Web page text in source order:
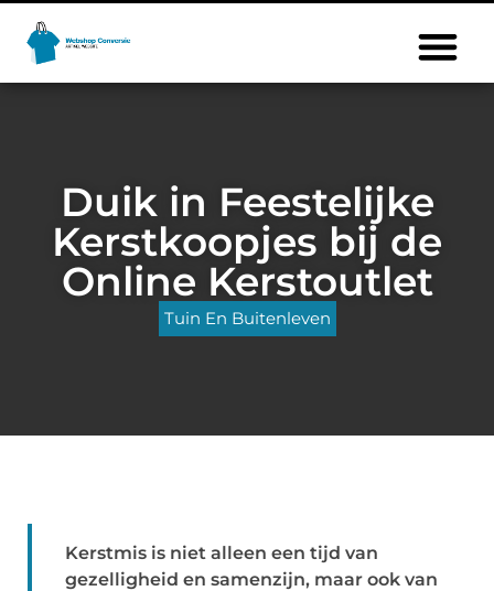
Duik in Feestelijke
Kerstkoopjes bij de
Online Kerstoutlet
Tuin En Buitenleven
Kerstmis is niet alleen een tijd van
gezelligheid en samenzijn, maar ook van